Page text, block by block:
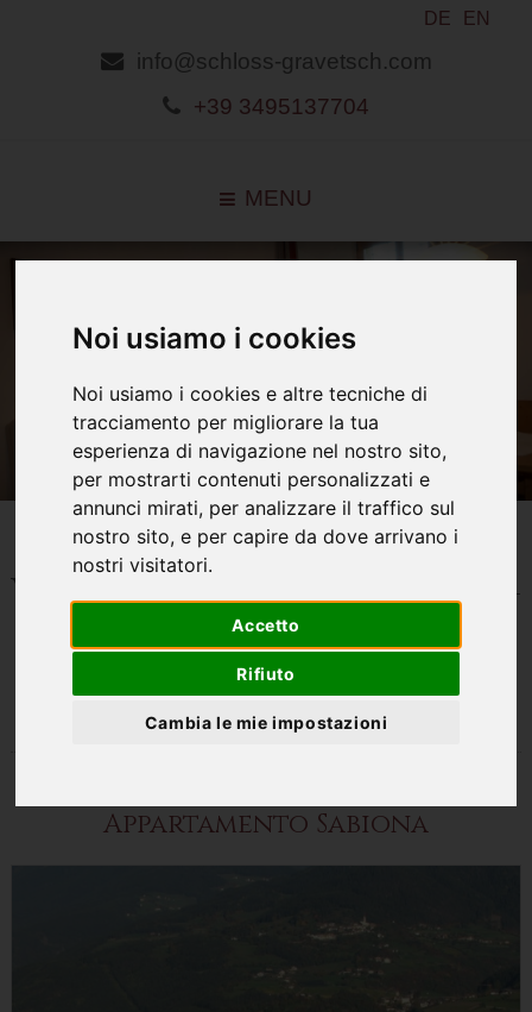
Noi usiamo i cookies
Noi usiamo i cookies e altre tecniche di
tracciamento per migliorare la tua
esperienza di navigazione nel nostro sito,
per mostrarti contenuti personalizzati e
annunci mirati, per analizzare il traffico sul
nostro sito, e per capire da dove arrivano i
nostri visitatori.
Accetto
Rifiuto
Cambia le mie impostazioni
DE EN
info@schloss-gravetsch.com
+39 3495137704
MENU
Vacanze in agriturismo -
Appartamento a
Villandro
Appartamento Sabiona